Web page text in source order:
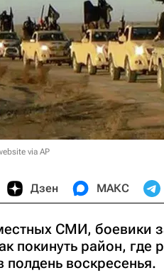
via AP
Дзен МАКС
СМИ, боевики
покинуть район, где
воскресенья.